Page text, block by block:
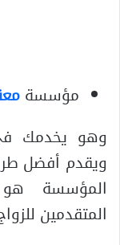
مؤسسة
وهو يخدمك
ويقدم أفضل
المؤسسة هو
المتقدمين